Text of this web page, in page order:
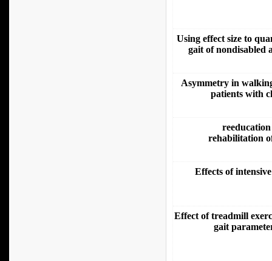
Using effect size to
gait of nondisabled
Asymmetry in
patients with
rehabilitation
Effects of
Effect of treadmill
gait